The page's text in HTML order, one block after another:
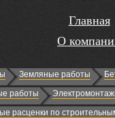
Главная
О
Земляные работы
работы
расценки по